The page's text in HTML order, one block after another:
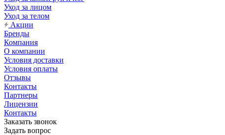
Уход за лицом
Уход за телом
Акции
Бренды
Компания
О компании
Условия доставки
Условия оплаты
Отзывы
Контакты
Партнеры
Лицензии
Контакты
Заказать звонок
Задать вопрос